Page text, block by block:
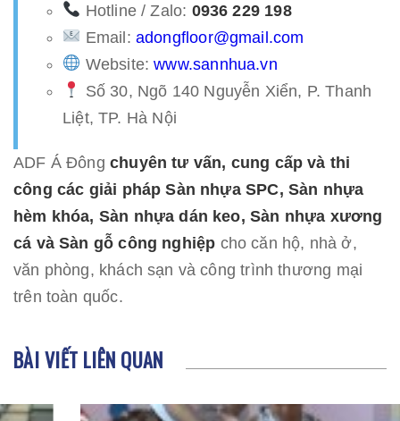
Hotline / Zalo: 0936 229 198
Email: adongfloor@gmail.com
Website:www.sannhua.vn
Số 30, Ngõ 140 Nguyễn Xiển, P. Thanh
Liệt, TP. Hà Nội
ADF Á Đông chuyên tư vấn, cung cấp và thi
công các giải pháp Sàn nhựa SPC, Sàn nhựa
hèm khóa, Sàn nhựa dán keo, Sàn nhựa xương
cá và Sàn gỗ công nghiệp cho căn hộ, nhà ở,
văn phòng, khách sạn và công trình thương mại
trên toàn quốc.
BÀI VIẾT LIÊN QUAN